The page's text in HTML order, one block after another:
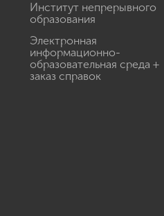
Институт непрерывного
образования
Электронная
информационно-
образовательная среда +
заказ справок